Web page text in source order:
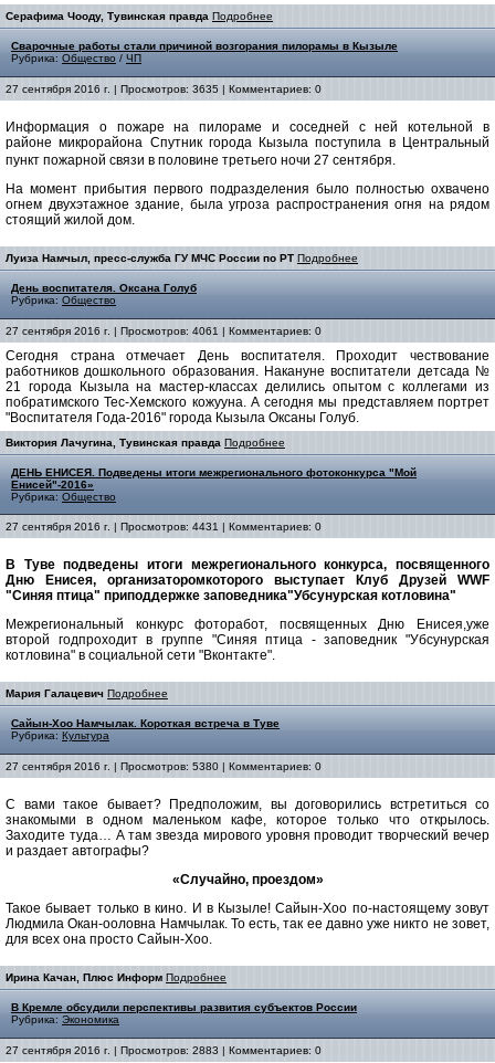
Серафима Чооду, Тувинская правда Подробнее
Сварочные работы стали причиной возгорания пилорамы в Кызыле
Рубрика: Общество / ЧП
27 сентября 2016 г. | Просмотров: 3635 | Комментариев: 0
Информация о пожаре на пилораме и соседней с ней котельной в
районе микрорайона Спутник города Кызыла поступила в Центральный
пункт пожарной связи в половине третьего ночи 27 сентября.
На момент прибытия первого подразделения было полностью охвачено
огнем двухэтажное здание, была угроза распространения огня на рядом
стоящий жилой дом.
Луиза Намчыл, пресс-служба ГУ МЧС России по РТ Подробнее
День воспитателя. Оксана Голуб
Рубрика: Общество
27 сентября 2016 г. | Просмотров: 4061 | Комментариев: 0
Сегодня страна отмечает День воспитателя. Проходит чествование
работников дошкольного образования. Накануне воспитатели детсада №
21 города Кызыла на мастер-классах делились опытом с коллегами из
побратимского Тес-Хемского кожууна. А сегодня мы представляем портрет
"Воспитателя Года-2016" города Кызыла Оксаны Голуб.
Виктория Лачугина, Тувинская правда Подробнее
ДЕНЬ ЕНИСЕЯ. Подведены итоги межрегионального фотоконкурса "Мой
Енисей"-2016»
Рубрика: Общество
27 сентября 2016 г. | Просмотров: 4431 | Комментариев: 0
В Туве подведены итоги межрегионального конкурса, посвященного
Дню Енисея, организаторомкоторого выступает Клуб Друзей WWF
"Синяя птица" приподдержке заповедника"Убсунурская котловина"
Межрегиональный конкурс фоторабот, посвященных Дню Енисея,уже
второй годпроходит в группе "Синяя птица - заповедник "Убсунурская
котловина" в социальной сети "Вконтакте".
Мария Галацевич Подробнее
Сайын-Хоо Намчылак. Короткая встреча в Туве
Рубрика: Культура
27 сентября 2016 г. | Просмотров: 5380 | Комментариев: 0
С вами такое бывает? Предположим, вы договорились встретиться со
знакомыми в одном маленьком кафе, которое только что открылось.
Заходите туда… А там звезда мирового уровня проводит творческий вечер
и раздает автографы?
«Случайно, проездом»
Такое бывает только в кино. И в Кызыле! Сайын-Хоо по-настоящему зовут
Людмила Окан-ооловна Намчылак. То есть, так ее давно уже никто не зовет,
для всех она просто Сайын-Хоо.
Ирина Качан, Плюс Информ Подробнее
В Кремле обсудили перспективы развития субъектов России
Рубрика: Экономика
27 сентября 2016 г. | Просмотров: 2883 | Комментариев: 0